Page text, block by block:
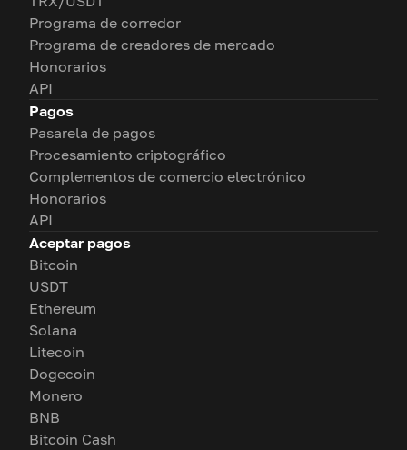
Programa de corredor
Programa de creadores de mercado
Honorarios
API
Pagos
Pasarela de pagos
Procesamiento criptográfico
Complementos de comercio electrónico
Honorarios
API
Aceptar pagos
Bitcoin
USDT
Ethereum
Solana
Litecoin
Dogecoin
Monero
BNB
Bitcoin Cash